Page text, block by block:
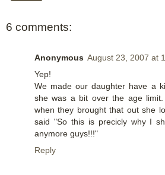
6 comments:
Anonymous August 23, 2007 at
Yep!
We made our daughter have a
she was a bit over the age
when they brought that out she
said "So this is precicly why I
anymore guys!!!"
Reply